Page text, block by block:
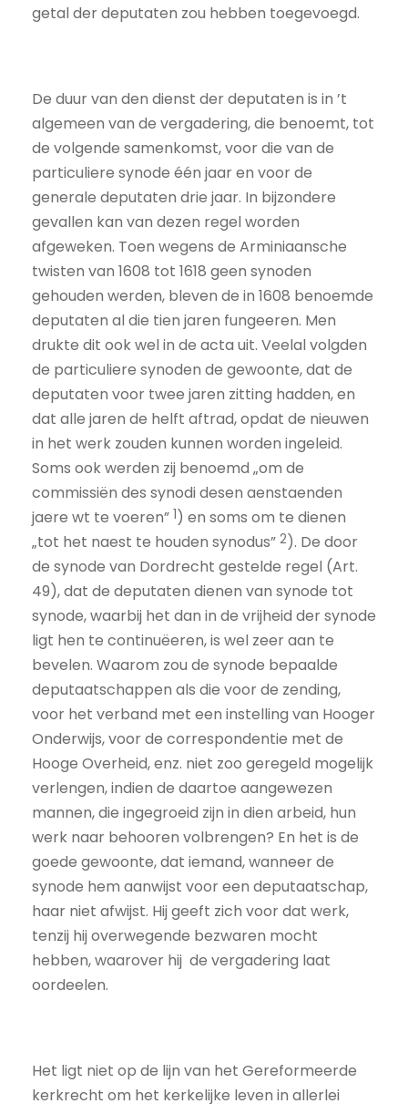
getal der deputaten zou hebben toegevoegd.
De duur van den dienst der deputaten is in ’t
algemeen van de vergadering, die benoemt, tot
de volgende samenkomst, voor die van de
particuliere synode één jaar en voor de
generale deputaten drie jaar. In bijzondere
gevallen kan van dezen regel worden
afgeweken. Toen wegens de Arminiaansche
twisten van 1608 tot 1618 geen synoden
gehouden werden, bleven de in 1608 benoemde
deputaten al die tien jaren fungeeren. Men
drukte dit ook wel in de acta uit. Veelal volgden
de particuliere synoden de gewoonte, dat de
deputaten voor twee jaren zitting hadden, en
dat alle jaren de helft aftrad, opdat de nieuwen
in het werk zouden kunnen worden ingeleid.
Soms ook werden zij benoemd „om de
commissiën des synodi desen aenstaenden
jaere wt te voeren” 1) en soms om te dienen
„tot het naest te houden synodus” 2). De door
de synode van Dordrecht gestelde regel (Art.
49), dat de deputaten dienen van synode tot
synode, waarbij het dan in de vrijheid der synode
ligt hen te continuëeren, is wel zeer aan te
bevelen. Waarom zou de synode bepaalde
deputaatschappen als die voor de zending,
voor het verband met een instelling van Hooger
Onderwijs, voor de correspondentie met de
Hooge Overheid, enz. niet zoo geregeld mogelijk
verlengen, indien de daartoe aangewezen
mannen, die ingegroeid zijn in dien arbeid, hun
werk naar behooren volbrengen? En het is de
goede gewoonte, dat iemand, wanneer de
synode hem aanwijst voor een deputaatschap,
haar niet afwijst. Hij geeft zich voor dat werk,
tenzij hij overwegende bezwaren mocht
hebben, waarover hij de vergadering laat
oordeelen.
Het ligt niet op de lijn van het Gereformeerde
kerkrecht om het kerkelijke leven in allerlei